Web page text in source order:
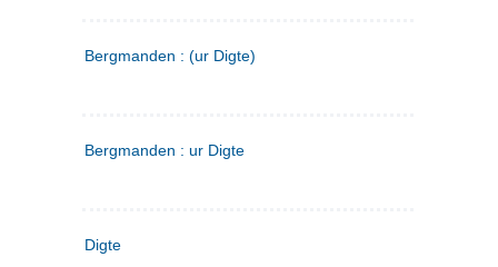
Bergmanden : (ur Digte)
Bergmanden : ur Digte
Digte